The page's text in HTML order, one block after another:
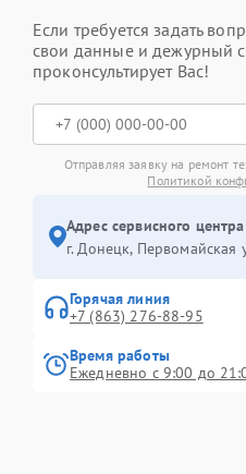
Если требуется задать
свои данные и дежурный
проконсультирует Вас!
Отправляя заявку на ремонт
Политикой
Адрес сервисного
г. Донецк, Первомайская
Горячая линия
+7 (863) 276-88-95
Время работы
Ежедневно с 9:00 до